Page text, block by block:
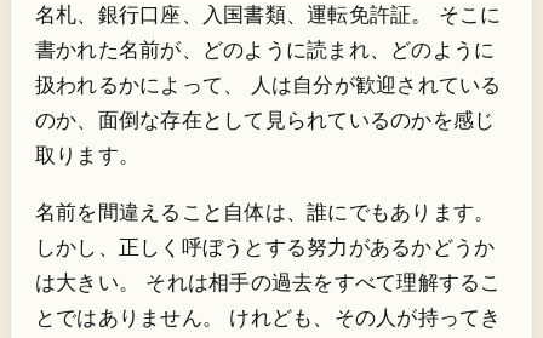
名札、銀行口座、入国書類、運転免許証。 そこに
書かれた名前が、どのように読まれ、どのように
扱われるかによって、 人は自分が歓迎されている
のか、面倒な存在として見られているのかを感じ
取ります。
名前を間違えること自体は、誰にでもあります。
しかし、正しく呼ぼうとする努力があるかどうか
は大きい。 それは相手の過去をすべて理解するこ
とではありません。 けれども、その人が持ってき